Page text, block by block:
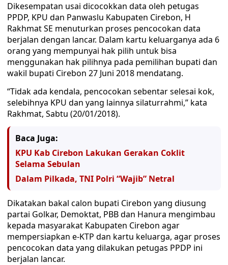
Dikesempatan usai dicocokkan data oleh petugas
PPDP, KPU dan Panwaslu Kabupaten Cirebon, H
Rakhmat SE menuturkan proses pencocokan data
berjalan dengan lancar. Dalam kartu keluarganya ada 6
orang yang mempunyai hak pilih untuk bisa
menggunakan hak pilihnya pada pemilihan bupati dan
wakil bupati Cirebon 27 Juni 2018 mendatang.
“Tidak ada kendala, pencocokan sebentar selesai kok,
selebihnya KPU dan yang lainnya silaturrahmi,” kata
Rakhmat, Sabtu (20/01/2018).
Baca Juga:
KPU Kab Cirebon Lakukan Gerakan Coklit
Selama Sebulan
Dalam Pilkada, TNI Polri “Wajib” Netral
Dikatakan bakal calon bupati Cirebon yang diusung
partai Golkar, Demoktat, PBB dan Hanura mengimbau
kepada masyarakat Kabupaten Cirebon agar
mempersiapkan e-KTP dan kartu keluarga, agar proses
pencocokan data yang dilakukan petugas PPDP ini
berjalan lancar.